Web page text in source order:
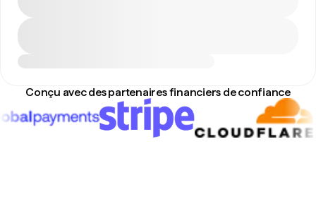
Conçu avec des partenaires financiers de confiance